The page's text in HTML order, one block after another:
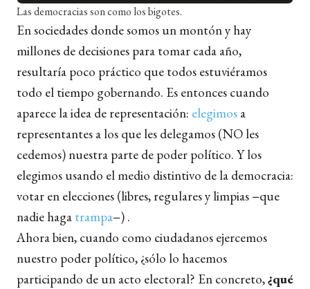
Las democracias son como los bigotes.
En sociedades donde somos un montón y hay
millones de decisiones para tomar cada año,
resultaría poco práctico que todos estuviéramos
todo el tiempo gobernando. Es entonces cuando
aparece la idea de representación: elegimos a
representantes a los que les delegamos (NO les
cedemos) nuestra parte de poder político. Y los
elegimos usando el medio distintivo de la democracia:
votar en elecciones (libres, regulares y limpias −que
nadie haga trampa−) .
Ahora bien, cuando como ciudadanos ejercemos
nuestro poder político, ¿sólo lo hacemos
participando de un acto electoral? En concreto,¿qué